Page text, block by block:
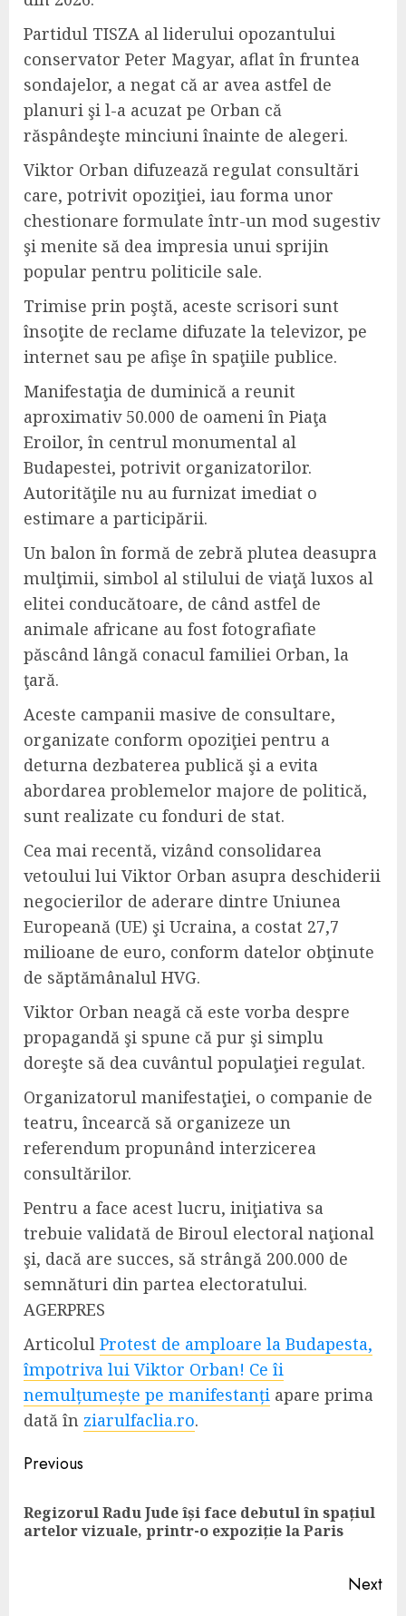
Partidul TISZA al liderului opozantului
conservator Peter Magyar, aflat în fruntea
sondajelor, a negat că ar avea astfel de
planuri şi l-a acuzat pe Orban că
răspândeşte minciuni înainte de alegeri.
Viktor Orban difuzează regulat consultări
care, potrivit opoziţiei, iau forma unor
chestionare formulate într-un mod sugestiv
şi menite să dea impresia unui sprijin
popular pentru politicile sale.
Trimise prin poştă, aceste scrisori sunt
însoţite de reclame difuzate la televizor, pe
internet sau pe afişe în spaţiile publice.
Manifestaţia de duminică a reunit
aproximativ 50.000 de oameni în Piaţa
Eroilor, în centrul monumental al
Budapestei, potrivit organizatorilor.
Autorităţile nu au furnizat imediat o
estimare a participării.
Un balon în formă de zebră plutea deasupra
mulţimii, simbol al stilului de viaţă luxos al
elitei conducătoare, de când astfel de
animale africane au fost fotografiate
păscând lângă conacul familiei Orban, la
ţară.
Aceste campanii masive de consultare,
organizate conform opoziţiei pentru a
deturna dezbaterea publică şi a evita
abordarea problemelor majore de politică,
sunt realizate cu fonduri de stat.
Cea mai recentă, vizând consolidarea
vetoului lui Viktor Orban asupra deschiderii
negocierilor de aderare dintre Uniunea
Europeană (UE) şi Ucraina, a costat 27,7
milioane de euro, conform datelor obţinute
de săptămânalul HVG.
Viktor Orban neagă că este vorba despre
propagandă şi spune că pur şi simplu
doreşte să dea cuvântul populaţiei regulat.
Organizatorul manifestaţiei, o companie de
teatru, încearcă să organizeze un
referendum propunând interzicerea
consultărilor.
Pentru a face acest lucru, iniţiativa sa
trebuie validată de Biroul electoral naţional
şi, dacă are succes, să strângă 200.000 de
semnături din partea electoratului.
AGERPRES
Articolul Protest de amploare la Budapesta,
împotriva lui Viktor Orban! Ce îi
nemulțumește pe manifestanți apare prima
dată în ziarulfaclia.ro.
Continue
Reading
Previous
Regizorul Radu Jude își face debutul în spațiul
artelor vizuale, printr-o expoziție la Paris
Next